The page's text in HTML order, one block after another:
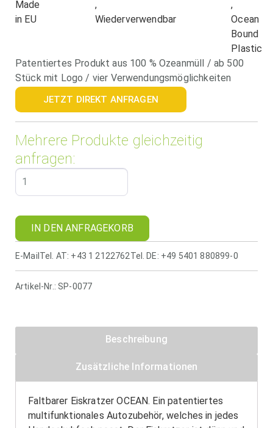
Made
in EU
,
Wiederverwendbar
,
Ocean
Bound
Plastic
Patentiertes Produkt aus 100 % Ozeanmüll / ab 500
Stück mit Logo / vier Verwendungsmöglichkeiten
JETZT DIREKT ANFRAGEN
Mehrere Produkte gleichzeitig
anfragen:
IN DEN ANFRAGEKORB
E-Mail Tel. AT: +43 1 2122762Tel. DE: +49 5401 880899-0
Artikel-Nr.: SP-0077
Beschreibung
Zusätzliche Informationen
Faltbarer Eiskratzer OCEAN. Ein patentiertes
multifunktionales Autozubehör, welches in jedes